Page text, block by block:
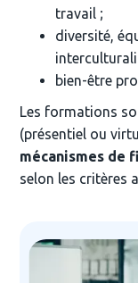
travail ;
diversité,
bien-être
Les formations
(présentiel ou
mécanismes de
selon les critères